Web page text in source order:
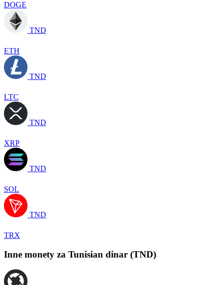
DOGE
TND
ETH
TND
LTC
TND
XRP
TND
SOL
TND
TRX
Inne monety za Tunisian dinar (TND)